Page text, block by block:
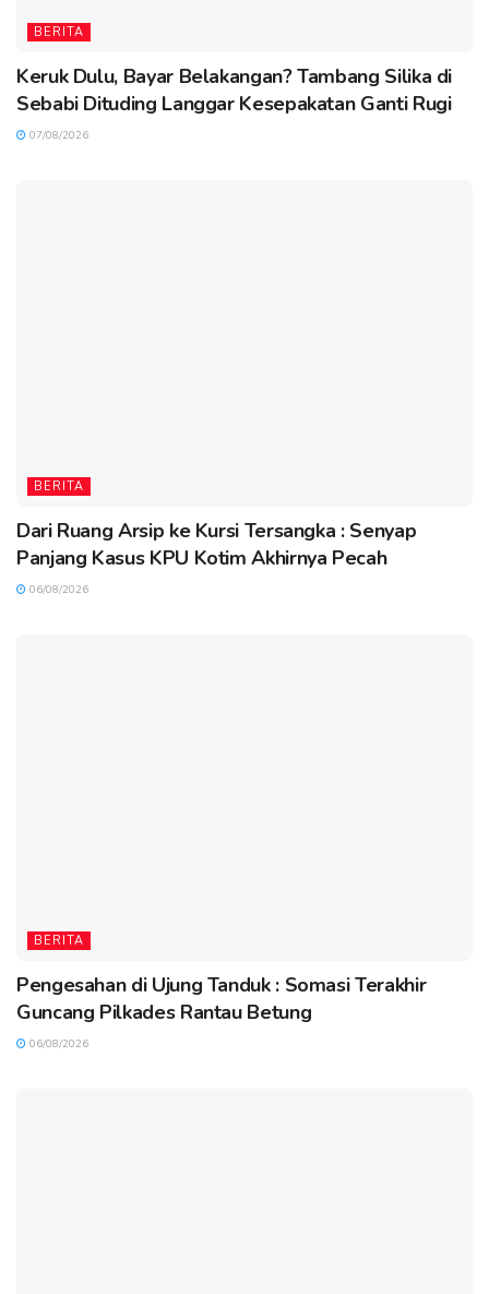
BERITA
Keruk Dulu, Bayar Belakangan? Tambang Silika di
Sebabi Dituding Langgar Kesepakatan Ganti Rugi
07/08/2026
BERITA
Dari Ruang Arsip ke Kursi Tersangka : Senyap
Panjang Kasus KPU Kotim Akhirnya Pecah
06/08/2026
BERITA
Pengesahan di Ujung Tanduk : Somasi Terakhir
Guncang Pilkades Rantau Betung
06/08/2026